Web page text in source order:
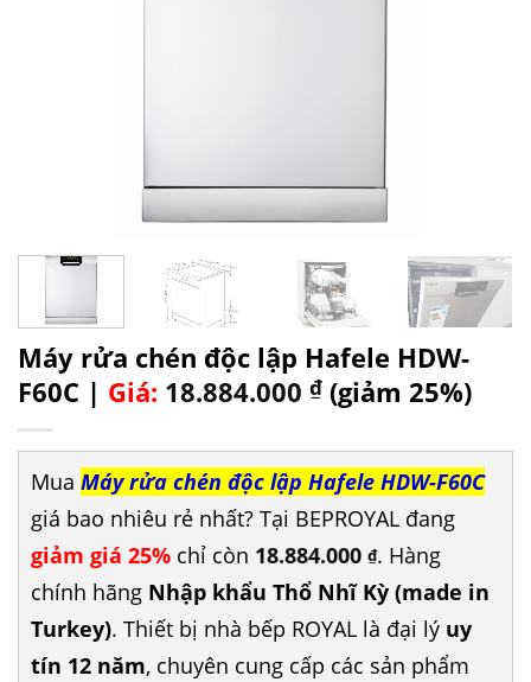
Máy rửa chén độc lập Hafele HDW-
F60C | Giá: 18.884.000 ₫ (giảm 25%)
Mua Máy rửa chén độc lập Hafele HDW-F60C
giá bao nhiêu rẻ nhất? Tại BEPROYAL đang
giảm giá 25% chỉ còn 18.884.000 ₫. Hàng
chính hãng Nhập khẩu Thổ Nhĩ Kỳ (made in
Turkey). Thiết bị nhà bếp ROYAL là đại lý uy
tín 12 năm, chuyên cung cấp các sản phẩm